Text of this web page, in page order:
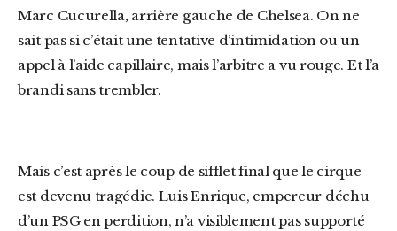
Marc Cucurella, arrière gauche de Chelsea. On ne
sait pas si c’était une tentative d’intimidation ou un
appel à l’aide capillaire, mais l’arbitre a vu rouge. Et l’a
brandi sans trembler.
Mais c’est après le coup de sifflet final que le cirque
est devenu tragédie. Luis Enrique, empereur déchu
d’un PSG en perdition, n’a visiblement pas supporté